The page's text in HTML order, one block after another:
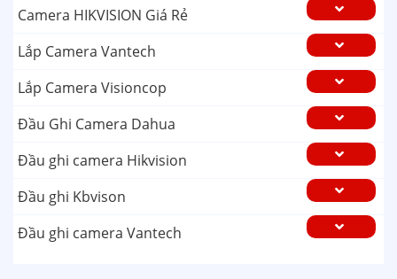
Camera HIKVISION Giá Rẻ
Lắp Camera Vantech
Lắp Camera Visioncop
Đầu Ghi Camera Dahua
Đầu ghi camera Hikvision
Đầu ghi Kbvison
Đầu ghi camera Vantech